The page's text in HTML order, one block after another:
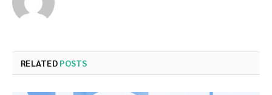
RELATED POSTS